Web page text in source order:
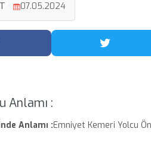
07.05.2024
Paylaş
Anlamı :
Anlamı :Emniyet Kemeri Yolcu